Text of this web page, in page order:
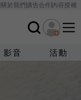
關於我們廣告合作內容授權
影音 活動